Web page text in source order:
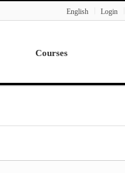
English
Login
Courses